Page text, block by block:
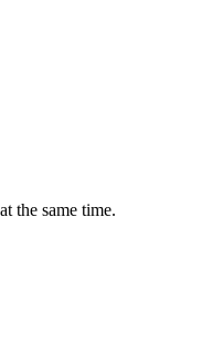
the same time.